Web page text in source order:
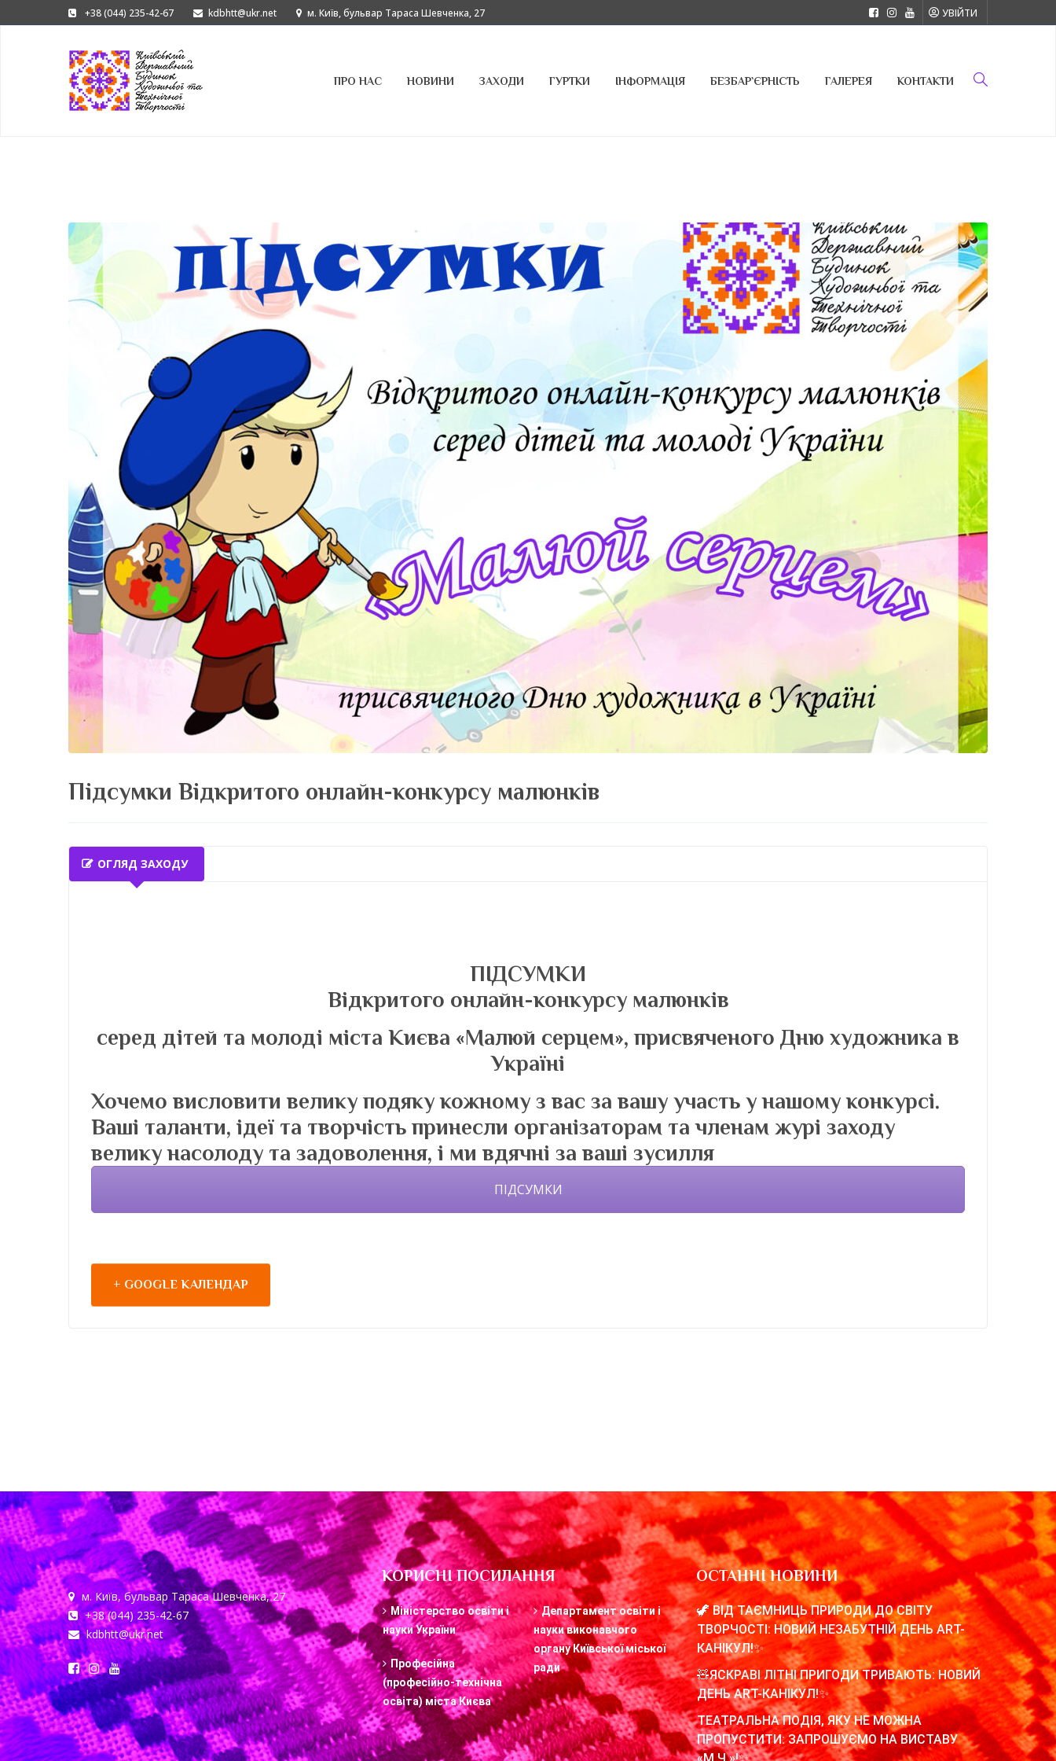
+38 (044) 235-42-67 kdbhtt@ukr.net м. Київ, бульвар Тараса Шевченка, 27 УВІЙТИ
ПРО НАС НОВИНИ ЗАХОДИ ГУРТКИ ІНФОРМАЦІЯ БЕЗБАР`ЄРНІСТЬ ГАЛЕРЕЯ КОНТАКТИ
Підсумки Відкритого онлайн-конкурсу малюнків
ОГЛЯД ЗАХОДУ
ПІДСУМКИ
Відкритого онлайн-конкурсу малюнків
серед дітей та молоді міста Києва «Малюй серцем», присвяченого Дню художника в
Україні
Хочемо висловити велику подяку кожному з вас за вашу участь у нашому конкурсі.
Ваші таланти, ідеї та творчість принесли організаторам та членам журі заходу
велику насолоду та задоволення, і ми вдячні за ваші зусилля
ПІДСУМКИ
+ GOOGLE КАЛЕНДАР
м. Київ, бульвар Тараса Шевченка, 27
+38 (044) 235-42-67
kdbhtt@ukr.net
КОРИСНІ ПОСИЛАННЯ
Міністерство освіти і
науки України
Професійна
(професійно-технічна
освіта) міста Києва
Департамент освіти і
науки виконавчого
органу Київської міської
ради
ОСТАННІ НОВИНИ
🦖 ВІД ТАЄМНИЦЬ ПРИРОДИ ДО СВІТУ
ТВОРЧОСТІ: НОВИЙ НЕЗАБУТНІЙ ДЕНЬ ART-
КАНІКУЛ!✨
🧸ЯСКРАВІ ЛІТНІ ПРИГОДИ ТРИВАЮТЬ: НОВИЙ
ДЕНЬ ART-КАНІКУЛ!✨
ТЕАТРАЛЬНА ПОДІЯ, ЯКУ НЕ МОЖНА
ПРОПУСТИТИ: ЗАПРОШУЄМО НА ВИСТАВУ